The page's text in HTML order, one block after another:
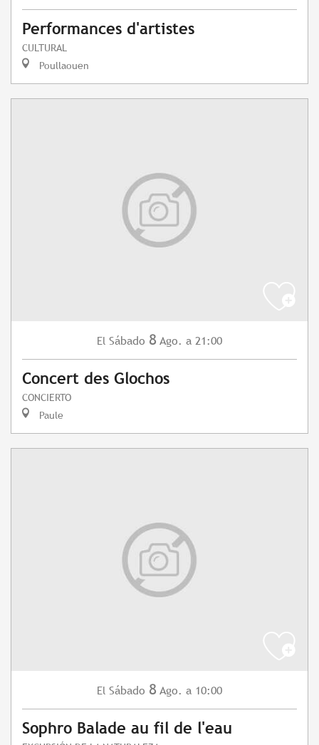
Performances d'artistes
CULTURAL
Poullaouen
El Sábado 8 Ago. a 21:00
Concert des Glochos
CONCIERTO
Paule
El Sábado 8 Ago. a 10:00
Sophro Balade au fil de l'eau